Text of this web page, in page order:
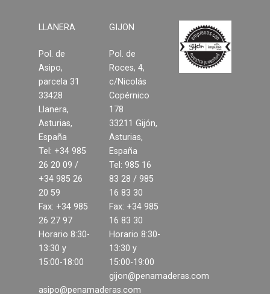
Contacto
Noticias
LLANERA
Pol. de
Asipo,
parcela 31
33428
Llanera,
Asturias,
España
Tel: +34 985
26 20 09 /
+34 985 26
20 59
Fax: +34 985
26 27 97
Horario 8:30-
13:30 y
15:00-18:00
asipo@penamaderas.com
GIJON
Pol. de
Roces, 4,
c/Nicolás
Copérnico
178
33211 Gijón,
Asturias,
España
Tel: 985 16
83 28 / 985
16 83 30
Fax: +34 985
16 83 30
Horario 8:30-
13:30 y
15:00-19:00
gijon@penamaderas.com